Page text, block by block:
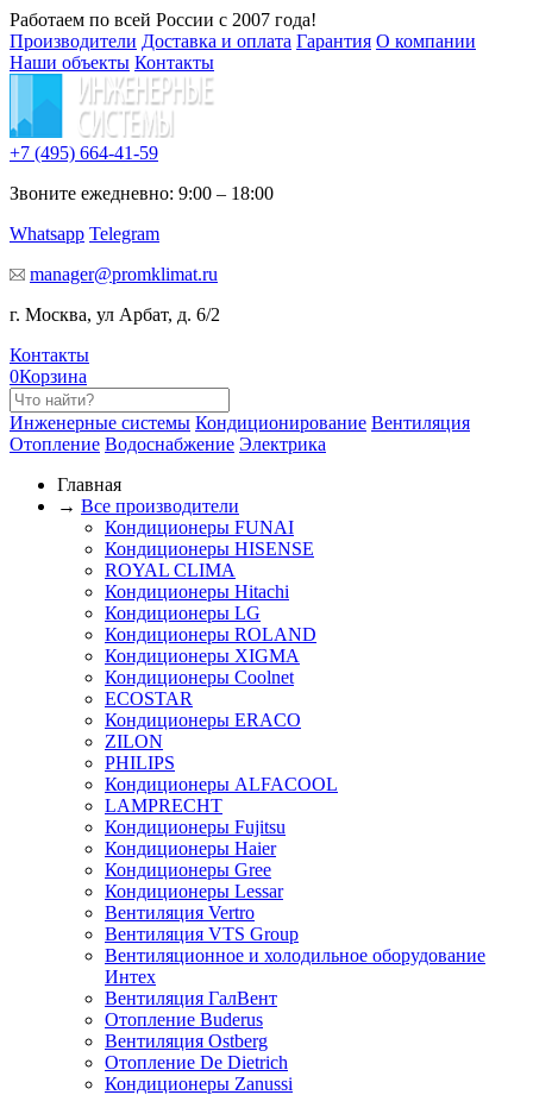
Работаем по всей России с 2007 года!
Производители Доставка и оплата Гарантия О компании
Наши объекты Контакты
+7 (495) 664-41-59
Звоните ежедневно: 9:00 – 18:00
Whatsapp Telegram
manager@promklimat.ru
г. Москва, ул Арбат, д. 6/2
Контакты
0Корзина
Инженерные системы Кондиционирование Вентиляция
Отопление Водоснабжение Электрика
Главная
→ Все производители
Кондиционеры FUNAI
Кондиционеры HISENSE
ROYAL CLIMA
Кондиционеры Hitachi
Кондиционеры LG
Кондиционеры ROLAND
Кондиционеры XIGMA
Кондиционеры Coolnet
ECOSTAR
Кондиционеры ERACO
ZILON
PHILIPS
Кондиционеры ALFACOOL
LAMPRECHT
Кондиционеры Fujitsu
Кондиционеры Haier
Кондиционеры Gree
Кондиционеры Lessar
Вентиляция Vertro
Вентиляция VTS Group
Вентиляционное и холодильное оборудование
Интех
Вентиляция ГалВент
Отопление Buderus
Вентиляция Ostberg
Отопление De Dietrich
Кондиционеры Zanussi